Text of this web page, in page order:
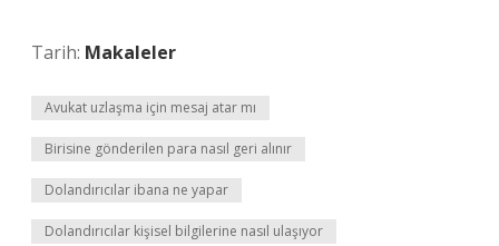
Tarih: Makaleler
Avukat uzlaşma için mesaj atar mı
Birisine gönderilen para nasıl geri alınır
Dolandırıcılar ibana ne yapar
Dolandırıcılar kişisel bilgilerine nasıl ulaşıyor